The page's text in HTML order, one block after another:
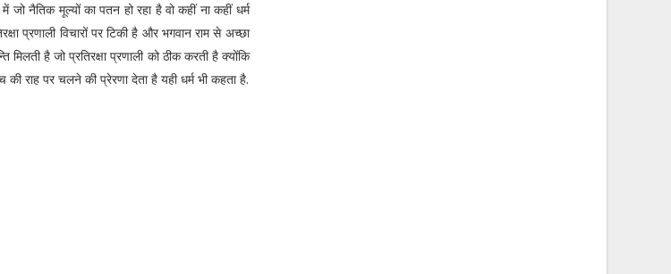
नैतिक मूल्यों का पतन हो रहा है वो कहीं ना कहीं धर्म
प्रणाली विचारों पर टिकी है और भगवान राम से अच्छा
है जो प्रतिरक्षा प्रणाली को ठीक करती है क्योंकि
राह पर चलने की प्रेरणा देता है यही धर्म भी कहता है.